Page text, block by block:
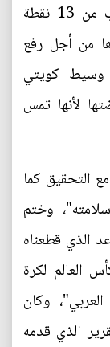
ولاحقا أصدرت هذه الدول لائحة مطالب من 13 نقطة
من أجل رفع
وسيط كويتي
لأنها تمس
التحقيق كما
وختم
الذي قطعناه
العالم لكرة
وكان
الذي قدمه